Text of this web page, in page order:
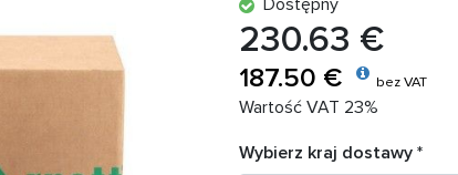
Dostępny
230.63 €
187.50 € bez VAT
Wartość VAT 23%
Wybierz kraj dostawy *